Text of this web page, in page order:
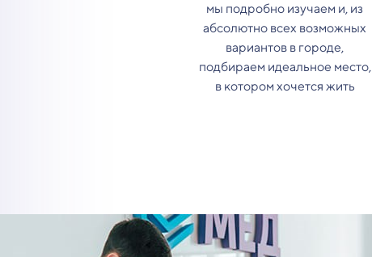
мы подробно изучаем и, из
абсолютно всех возможных
вариантов в городе,
подбираем идеальное место,
в котором хочется жить